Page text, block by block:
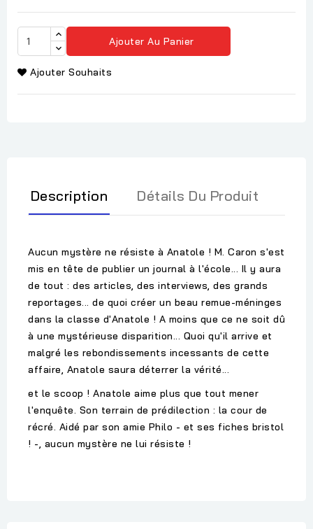
Ajouter Au Panier
Ajouter Souhaits
Description Détails Du Produit
Aucun mystère ne résiste à Anatole ! M. Caron s'est
mis en tête de publier un journal à l'école... Il y aura
de tout : des articles, des interviews, des grands
reportages... de quoi créer un beau remue-méninges
dans la classe d'Anatole ! A moins que ce ne soit dû
à une mystérieuse disparition... Quoi qu'il arrive et
malgré les rebondissements incessants de cette
affaire, Anatole saura déterrer la vérité...
et le scoop ! Anatole aime plus que tout mener
l'enquête. Son terrain de prédilection : la cour de
récré. Aidé par son amie Philo - et ses fiches bristol
! -, aucun mystère ne lui résiste !